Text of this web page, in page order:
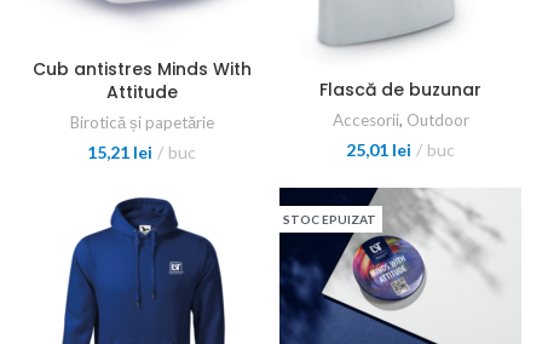
Cub antistres Minds With
Attitude
Birotică și papetărie
15,21 lei buc
Flască de buzunar
Accesorii, Outdoor
25,01 lei buc
STOC EPUIZAT